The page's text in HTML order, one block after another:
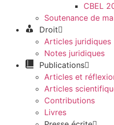
CBEL
Soutenance de
Droit
Articles juridiques
Notes juridiques
Publications
Articles et
Articles
Contributions
Livres